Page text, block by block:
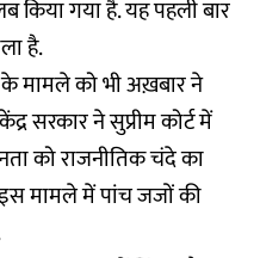
गया है. यह पहली बार
है.
मामले को भी अख़बार ने
सरकार ने सुप्रीम कोर्ट में
को राजनीतिक चंदे का
इस मामले में पांच जजों की